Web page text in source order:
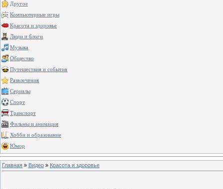
Другое
Компьютерные игры
Красота и здоровье
Люди и блоги
Музыка
Общество
Путешествия и события
Развлечения
Сериалы
Спорт
Транспорт
Фильмы и анимация
Хобби и образование
Юмор
Главная » Видео » Красота и здоровье